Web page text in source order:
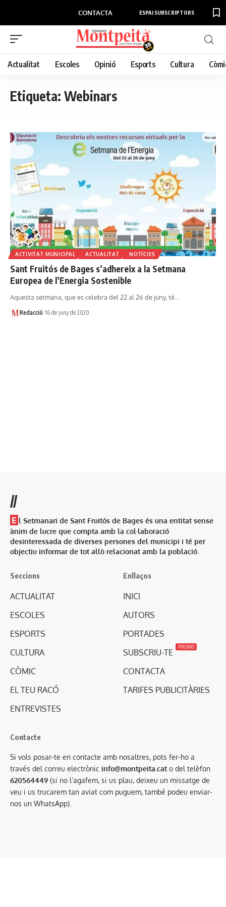
CONTACTA ESPAI SUBSCRIPTORS
Actualitat Escoles Opinió Esports Cultura
Etiqueta:Webinars
ACTIVITAT MUNICIPAL ACTUALITAT NOTÍCIES
Sant Fruitós de Bages s’adhereix a la Setmana
Europea de l’Energia Sostenible
Aquesta setmana, que es celebra del 22 al 26 de juny, té…
Redacció 16 de juny de 2020
//
E l Setmanari de Sant Fruitós de Bages és una entitat sense
ànim de lucre que compta amb la col·laboració
desinteressada de diverses persones del municipi i té per
objectiu informar de tot allò relacionat amb la població.
Seccions
ACTUALITAT
ESCOLES
ESPORTS
CULTURA
CÒMIC
EL TEU RACÓ
ENTREVISTES
Enllaços
INICI
AUTORS
PORTADES
SUBSCRIU-TE
PROMO
CONTACTA
TARIFES PUBLICITÀRIES
Contacte
Si vols posar-te en contacte amb nosaltres, pots fer-ho a
través del correu electrònic info@montpeita.cat o del telèfon
620564449 (si no l’agafem, si us plau, deixeu un missatge de
veu i us trucarem tan aviat com puguem, també podeu enviar-
nos un WhatsApp).